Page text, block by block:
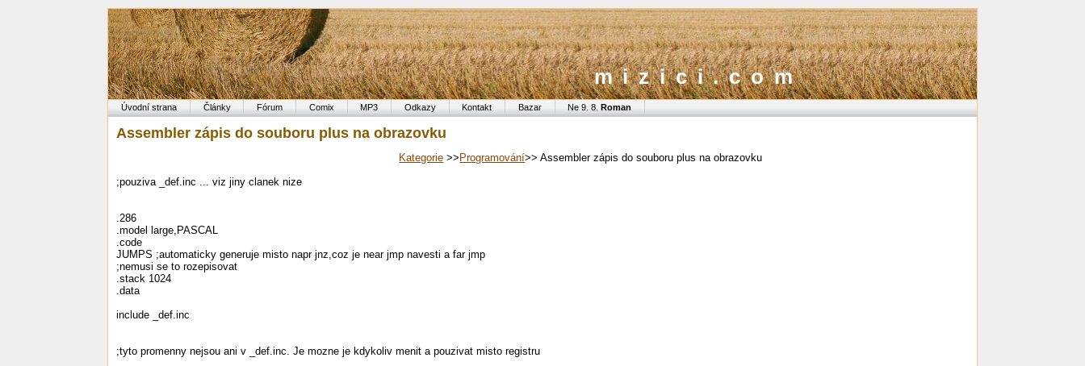
mizici.com
Úvodní strana Články Fórum Comix MP3 Odkazy Kontakt Bazar Ne 9. 8.Roman
Assembler zápis do souboru plus na obrazovku
Kategorie >> Programování>> Assembler zápis do souboru plus na obrazovku
;pouziva _def.inc ... viz jiny clanek nize
.286
.model large,PASCAL
.code
JUMPS ;automaticky generuje misto napr jnz,coz je near jmp navesti a far jmp
;nemusi se to rozepisovat
.stack 1024
.data
include _def.inc
;tyto promenny nejsou ani v _def.inc. Je mozne je kdykoliv menit a pouzivat misto registru